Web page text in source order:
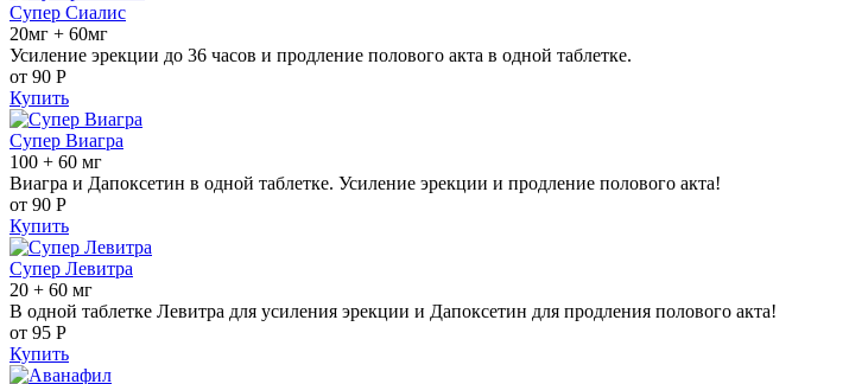
Супер Сиалис
20мг + 60мг
Усиление эрекции до 36 часов и продление полового акта в одной таблетке.
от 90 Р
Купить
Супер Виагра
100 + 60 мг
Виагра и Дапоксетин в одной таблетке. Усиление эрекции и продление полового акта!
от 90 Р
Купить
Супер Левитра
20 + 60 мг
В одной таблетке Левитра для усиления эрекции и Дапоксетин для продления полового акта!
от 95 Р
Купить